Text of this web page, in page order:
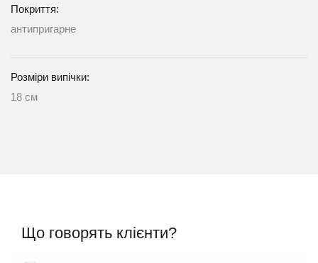
Покриття:
антипригарне
Розміри випічки:
18 см
Що говорять клієнти?